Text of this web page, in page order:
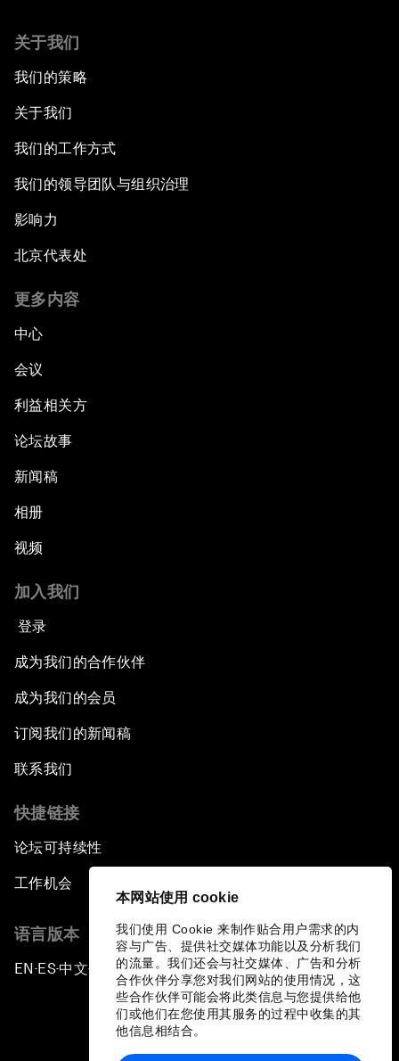
本网站使用 cookie
我们使用 Cookie 来制作贴合用户需求的内
容与广告、提供社交媒体功能以及分析我们
的流量。我们还会与社交媒体、广告和分析
合作伙伴分享您对我们网站的使用情况，这
些合作伙伴可能会将此类信息与您提供给他
们或他们在您使用其服务的过程中收集的其
他信息相结合。
关于我们
我们的策略
关于我们
我们的工作方式
我们的领导团队与组织治理
影响力
北京代表处
更多内容
中心
会议
利益相关方
论坛故事
新闻稿
相册
视频
加入我们
登录
成为我们的合作伙伴
成为我们的会员
订阅我们的新闻稿
联系我们
快捷链接
论坛可持续性
工作机会
语言版本
EN ▪ ES▪中文▪ 日本語